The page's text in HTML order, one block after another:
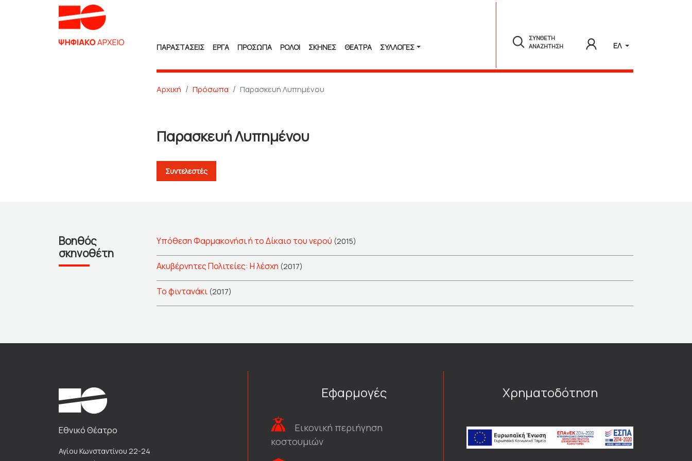
ΠΑΡΑΣΤΑΣΕΙΣ ΕΡΓΑ ΠΡΟΣΩΠΑ ΡΟΛΟΙ ΣΚΗΝΕΣ ΘΕΑΤΡΑ ΣΥΛΛΟΓΈΣ
ΣΥΝΘΕΤΗ
ΑΝΑΖΗΤΗΣΗ
ΕΛ
Αρχική Πρόσωπα Παρασκευή Λυπημένου
Παρασκευή Λυπημένου
Συντελεστές
Βοηθός
σκηνοθέτη
Υπόθεση Φαρμακονήσι ή το Δίκαιο του νερού (2015)
Ακυβέρνητες Πολιτείες: Η λέσχη (2017)
Το φιντανάκι (2017)
Εθνικό Θέατρο
Αγίου Κωνσταντίνου 22-24
Εφαρμογές
Εικονική περιήγηση
κοστουμιών
Χρηματοδότηση